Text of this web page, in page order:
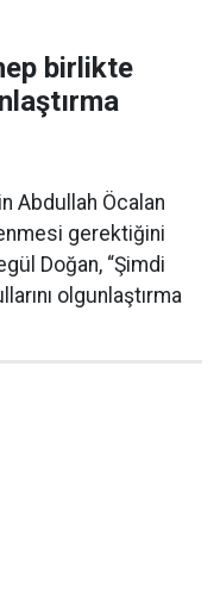
birlikte
Abdullah Öcalan
gerektiğini
Doğan, “Şimdi
olgunlaştırma